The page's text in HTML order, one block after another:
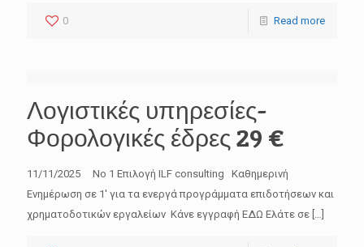
0 Read more
Λογιστικές υπηρεσίες-
Φορολογικές έδρες 29 €
11/11/2025 No 1 Επιλογή ILF consulting Καθημερινή
Ενημέρωση σε 1′ για τα ενεργά προγράμματα επιδοτήσεων και
χρηματοδοτικών εργαλείων Κάνε εγγραφή ΕΔΩ Ελάτε σε […]